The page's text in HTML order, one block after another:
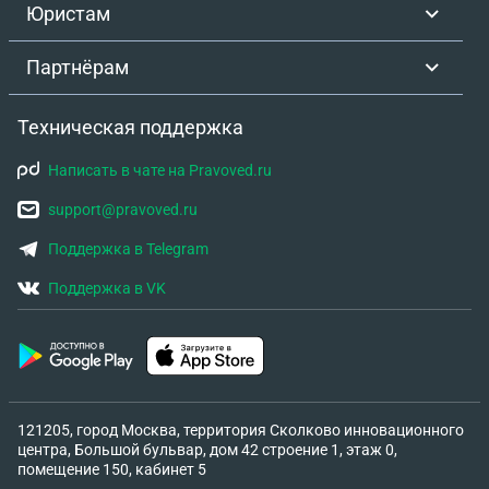
Юристам
Партнёрам
Техническая поддержка
Написать в чате на Pravoved.ru
support@pravoved.ru
Поддержка в Telegram
Поддержка в VK
121205, город Москва, территория Сколково инновационного
центра, Большой бульвар, дом 42 строение 1, этаж 0,
помещение 150, кабинет 5